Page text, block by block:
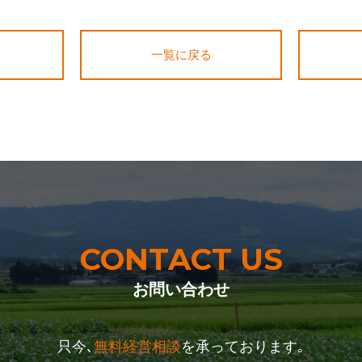
一覧に戻る
CONTACT US
お問い合わせ
只今､無料経営相談を承っております｡